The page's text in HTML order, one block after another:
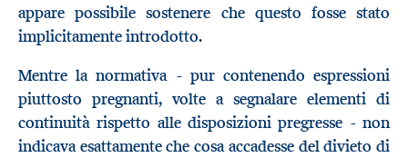
appare possibile sostenere che questo fosse stato
implicitamente introdotto.
Mentre la normativa - pur contenendo espressioni
piuttosto pregnanti, volte a segnalare elementi di
continuità rispetto alle disposizioni pregresse - non
indicava esattamente che cosa accadesse del divieto di